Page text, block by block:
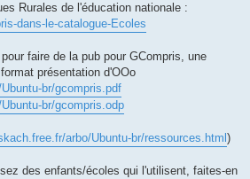
Rurales de l'éducation nationale :
dans-le-catalogue-Ecoles
faire de la pub pour GCompris, une
présentation d'OOo
br/gcompris.pdf
br/gcompris.odp
arbo/Ubuntu-br/ressources.html )
des enfants/écoles qui l'utilisent, faites-en